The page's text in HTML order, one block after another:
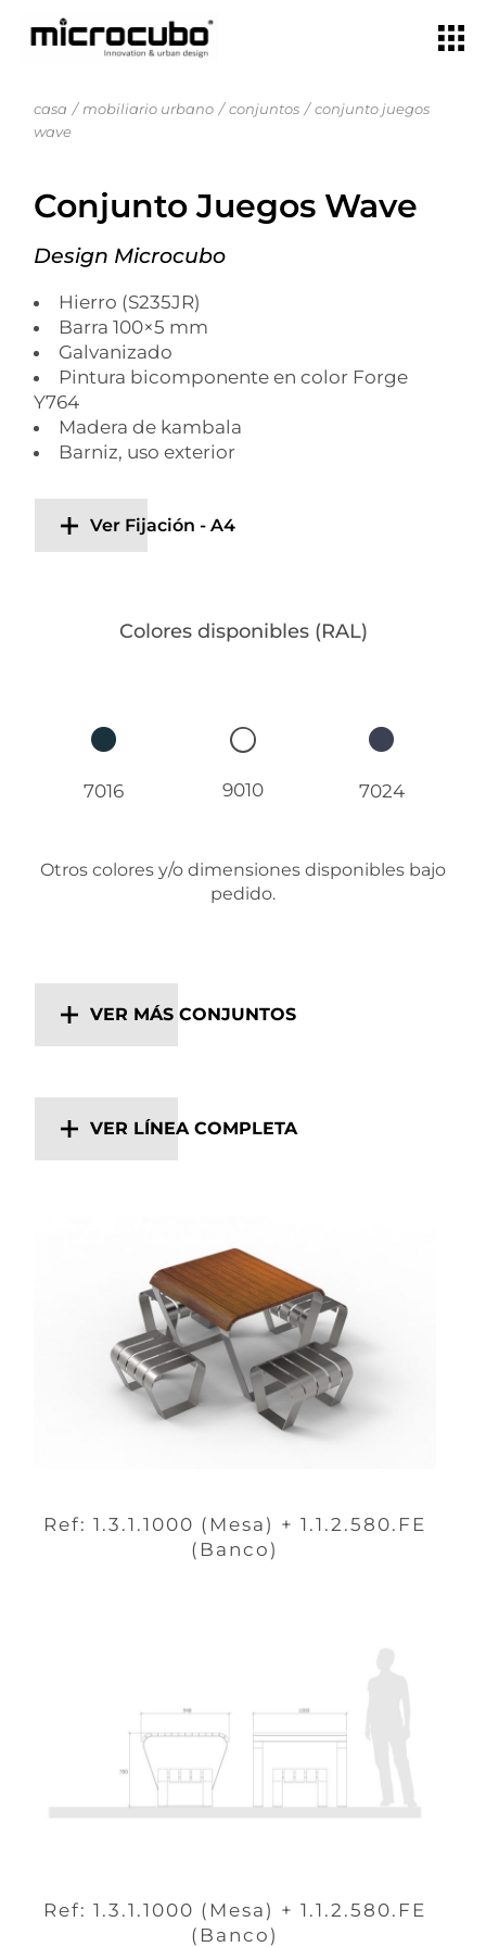
casa mobiliario urbano conjuntos
conjunto juegos
wave
Ref: 1.3.1.1000 (Mesa) + 1.1.2.580.FE
(Banco)
Ref: 1.3.1.1000 (Mesa) + 1.1.2.580.FE
(Banco)
Conjunto Juegos Wave
Design Microcubo
Hierro (S235JR)
Barra 100×5 mm
Galvanizado
Pintura bicomponente en color Forge
Y764
Madera de kambala
Barniz, uso exterior
Ver Fijación - A4
Colores disponibles (RAL)
7016 9010 7024
Otros colores y/o dimensiones disponibles bajo
pedido.
VER MÁS CONJUNTOS
VER LÍNEA COMPLETA